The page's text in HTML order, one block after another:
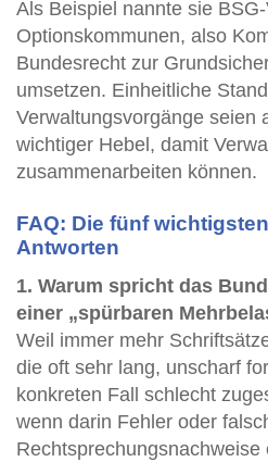
Als Beispiel nannte sie
Optionskommunen, also
Bundesrecht zur
umsetzen. Einheitliche
Verwaltungsvorgänge seien
wichtiger Hebel, damit
zusammenarbeiten können.
FAQ: Die fünf
Antworten
1. Warum spricht das
einer „spürbaren
Weil immer mehr
die oft sehr lang, unscharf
konkreten Fall schlecht
wenn darin Fehler oder